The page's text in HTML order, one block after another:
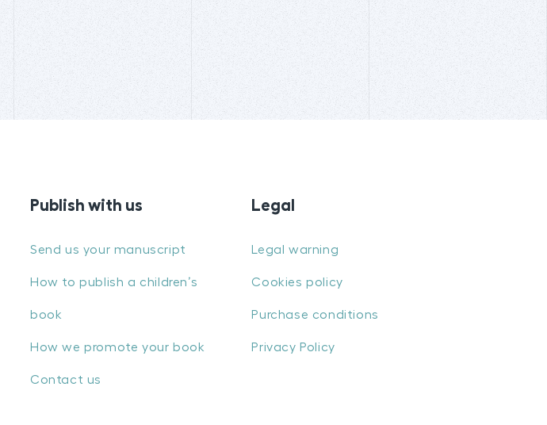
Publish with us
Send us your manuscript
How to publish a children’s
book
How we promote your book
Contact us
Legal
Legal warning
Cookies policy
Purchase conditions
Privacy Policy